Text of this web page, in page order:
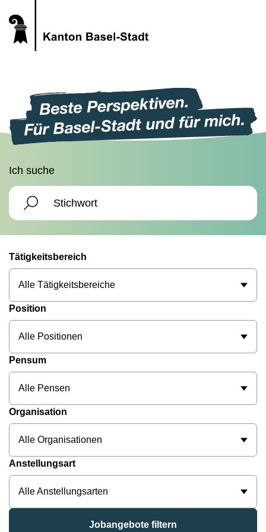
Ich suche
Tätigkeitsbereich
Alle Tätigkeitsbereiche
Position
Alle Positionen
Pensum
Alle Pensen
Organisation
Alle Organisationen
Anstellungsart
Alle Anstellungsarten
Jobangebote filtern